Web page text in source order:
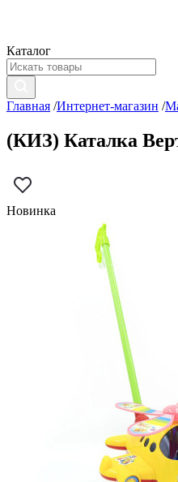
Каталог
Главная /Интернет-магазин /
(КИЗ) Каталка
Новинка